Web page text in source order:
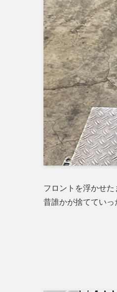
フロントを浮かせ
昔誰かが捨てていっ